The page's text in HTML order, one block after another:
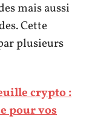
mais aussi
Cette
plusieurs
crypto :
pour vos